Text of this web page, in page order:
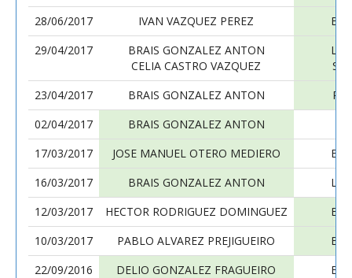
28/06/2017
IVAN VAZQUEZ PEREZ
29/04/2017
BRAIS GONZALEZ ANTON
CELIA CASTRO VAZQUEZ
23/04/2017
BRAIS GONZALEZ ANTON
02/04/2017
BRAIS GONZALEZ ANTON
17/03/2017
JOSE MANUEL OTERO MEDIERO
16/03/2017
BRAIS GONZALEZ ANTON
12/03/2017
HECTOR RODRIGUEZ DOMINGUEZ
10/03/2017
PABLO ALVAREZ PREJIGUEIRO
22/09/2016
DELIO GONZALEZ FRAGUEIRO